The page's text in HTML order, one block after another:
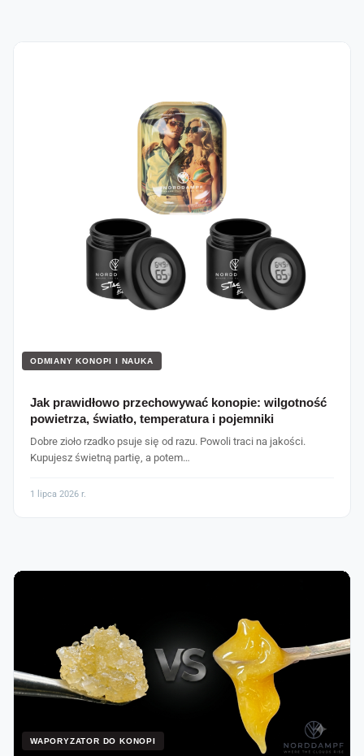
ODMIANY KONOPI I NAUKA
Jak prawidłowo przechowywać konopie: wilgotność
powietrza, światło, temperatura i pojemniki
Dobre zioło rzadko psuje się od razu. Powoli traci na jakości.
Kupujesz świetną partię, a potem…
1 lipca 2026 r.
WAPORYZATOR DO KONOPI